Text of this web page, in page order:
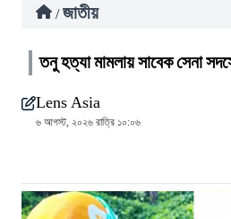
/ জাতীয়
তনু হত্যা মামলায় সাবেক সেনা
Lens Asia
৬ আগস্ট, ২০২৬ রাত্রি ১০:০৬